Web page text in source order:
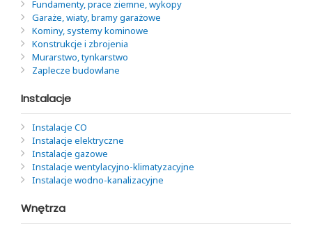
Fundamenty, prace ziemne, wykopy
Garaże, wiaty, bramy garażowe
Kominy, systemy kominowe
Konstrukcje i zbrojenia
Murarstwo, tynkarstwo
Zaplecze budowlane
Instalacje
Instalacje CO
Instalacje elektryczne
Instalacje gazowe
Instalacje wentylacyjno-klimatyzacyjne
Instalacje wodno-kanalizacyjne
Wnętrza